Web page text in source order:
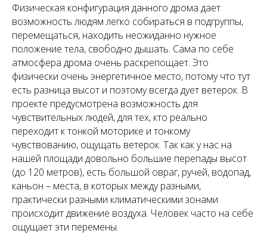
Физическая конфигурация данного дрома дает
возможность людям легко собираться в подгруппы,
перемещаться, находить неожиданно нужное
положение тела, свободно дышать. Сама по себе
атмосфера дрома очень раскрепощает. Это
физически очень энергетичное место, потому что тут
есть разница высот и поэтому всегда дует ветерок. В
проекте предусмотрена возможность для
чувствительных людей, для тех, кто реально
переходит к тонкой моторике и тонкому
чувствованию, ощущать ветерок. Так как у нас на
нашей площади довольно большие перепады высот
(до 120 метров), есть большой овраг, ручей, водопад,
каньон – места, в которых между разными,
практически разными климатическими зонами
происходит движение воздуха. Человек часто на себе
ощущает эти перемены.